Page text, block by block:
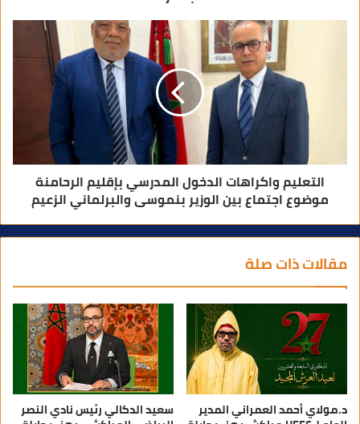
التعليم واكراهات الدخول المدرسي بإقليم الرحامنة
موضوع اجتماع بين الوزير بنموسى والبرلماني الزعيم
مقالات ذات صلة
د.مولاي أحمد العمراني المدير سعيد الدكالي رئيس نادي النصر